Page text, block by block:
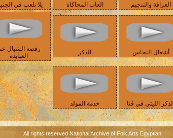
العرافة والتنجيم العاب المحاكاة يلا نلعب في
أشغال النحاس الذكر
رقصة الشبال
العبابدة
الذكر الليثي في قنا خدمة المولد
All rights reserved National Archive of Folk Arts Egyptian